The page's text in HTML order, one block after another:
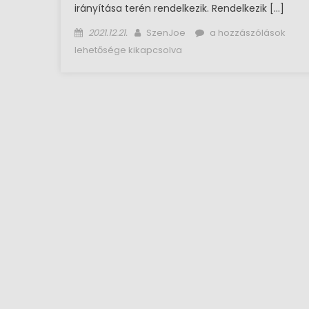
irányítása terén rendelkezik. Rendelkezik […]
Posted on
2021.12.21. Author
SzenJoe
KLINIKAI FOGÁSZATI
a hozzászólások
lehetősége kikapcsolva